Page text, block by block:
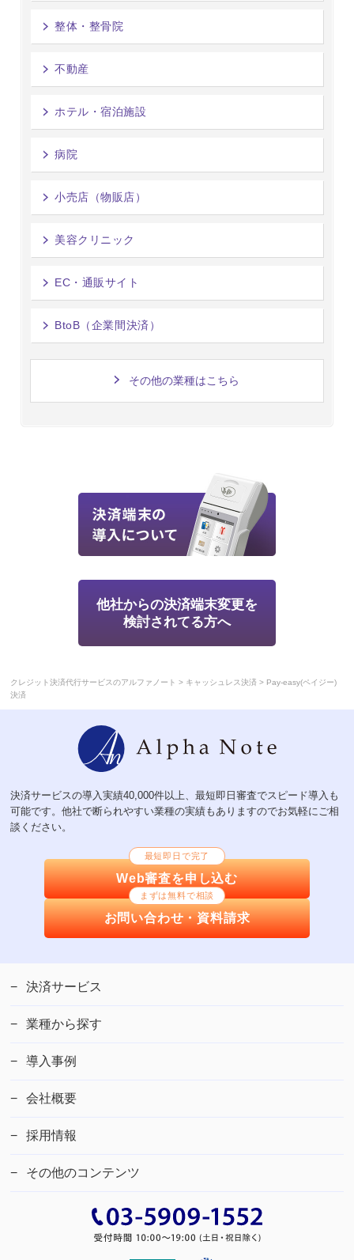
整体・整骨院
不動産
ホテル・宿泊施設
病院
小売店（物販店）
美容クリニック
EC・通販サイト
BtoB（企業間決済）
その他の業種はこちら
他社からの決済端末変更を
検討されてる方へ
クレジット決済代行サービスのアルファノート > キャッシュレス決済 > Pay-easy(ペイジー)
決済
決済サービスの導入実績40,000件以上、最短即日審査でスピード導入も
可能です。他社で断られやすい業種の実績もありますのでお気軽にご相
談ください。
最短即日で完了
Web審査を申し込む
まずは無料で相談
お問い合わせ・資料請求
決済サービス
業種から探す
導入事例
会社概要
採用情報
その他のコンテンツ